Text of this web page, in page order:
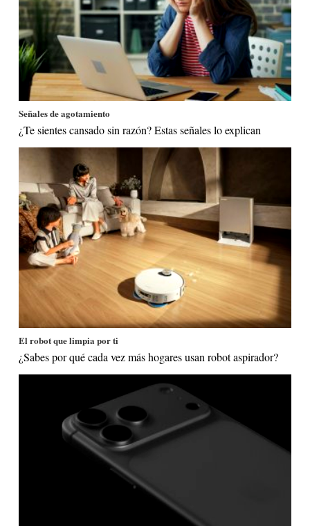
Señales de agotamiento
¿Te sientes cansado sin razón? Estas señales lo explican
El robot que limpia por ti
¿Sabes por qué cada vez más hogares usan robot aspirador?